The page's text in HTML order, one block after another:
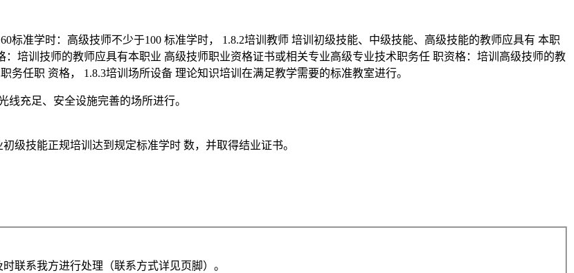
标准学时：高级技师不少于100 标准学时， 1.8.2培训教师 培训初级技能、中级技能、高级技能的教师应具有 本职
培训技师的教师应具有本职业 高级技师职业资格证书或相关专业高级专业技术职务任 职资格：培训高级技师的教
任职 资格， 1.8.3培训场所设备 理论知识培训在满足教学需要的标准教室进行。
充足、安全设施完善的场所进行。
级技能正规培训达到规定标准学时 数，并取得结业证书。
联系我方进行处理（联系方式详见页脚）。